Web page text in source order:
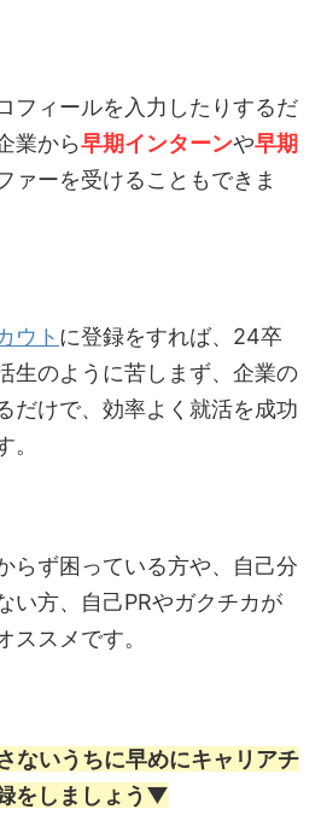
フィールを入力したりするだ
業から早期インターンや早期
ァーを受けることもできま
ウト に登録をすれば、24卒
生のように苦しまず、企業の
だけで、効率よく就活を成功
。
らず困っている方や、自己分
い方、自己PRやガクチカが
ススメです。
ないうちに早めにキャリアチ
をしましょう▼